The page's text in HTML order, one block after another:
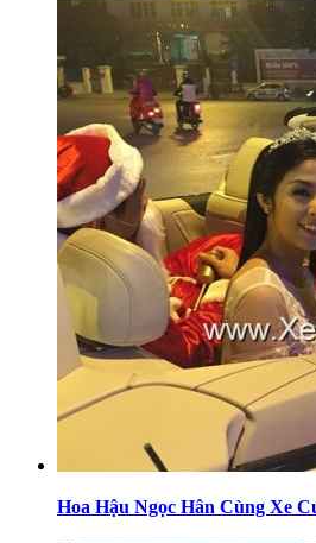
Hoa Hậu Ngọc Hân Cùng Xe